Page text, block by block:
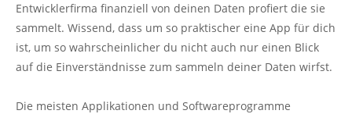
Entwicklerfirma finanziell von deinen Daten profiert die sie
sammelt. Wissend, dass um so praktischer eine App für dich
ist, um so wahrscheinlicher du nicht auch nur einen Blick
auf die Einverständnisse zum sammeln deiner Daten wirfst.
Die meisten Applikationen und Softwareprogramme